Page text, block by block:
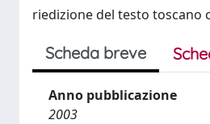
riedizione del testo
Scheda breve
Anno pubblicazione
2003